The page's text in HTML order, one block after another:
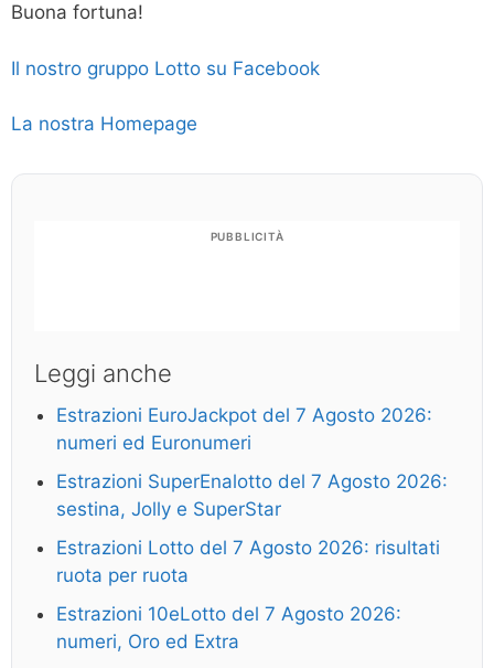
Buona fortuna!
Il nostro gruppo Lotto su Facebook
La nostra Homepage
PUBBLICITÀ
Leggi anche
Estrazioni EuroJackpot del 7 Agosto 2026:
numeri ed Euronumeri
Estrazioni SuperEnalotto del 7 Agosto 2026:
sestina, Jolly e SuperStar
Estrazioni Lotto del 7 Agosto 2026: risultati
ruota per ruota
Estrazioni 10eLotto del 7 Agosto 2026:
numeri, Oro ed Extra